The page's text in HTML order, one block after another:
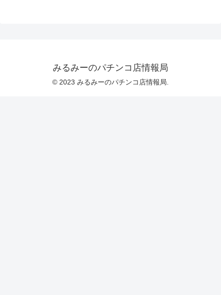
みるみーのパチンコ店情報局
© 2023 みるみーのパチンコ店情報局.